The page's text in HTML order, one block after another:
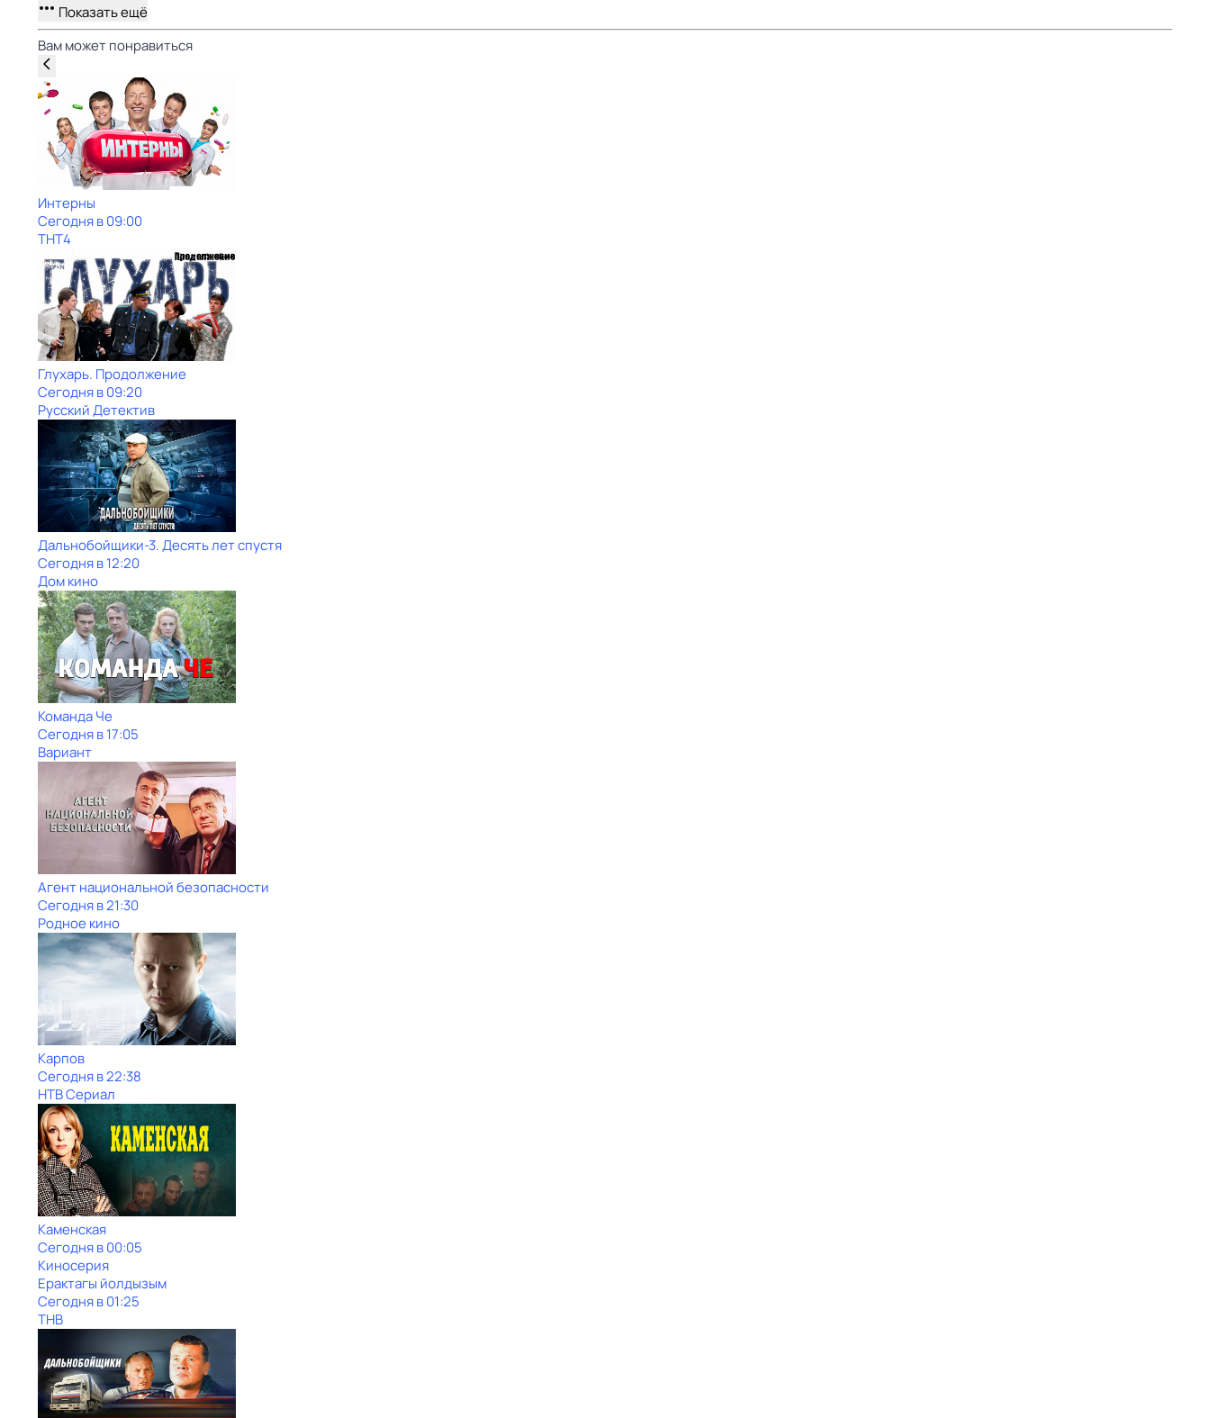
Показать ещё
Вам может понравиться
Интерны
Сегодня в 09:00
ТНТ4
Глухарь. Продолжение
Сегодня в 09:20
Русский Детектив
Дальнобойщики-3. Десять лет спустя
Сегодня в 12:20
Дом кино
Команда Че
Сегодня в 17:05
Вариант
Агент национальной безопасности
Сегодня в 21:30
Родное кино
Карпов
Сегодня в 22:38
НТВ Сериал
Каменская
Сегодня в 00:05
Киносерия
Ерактагы йолдызым
Сегодня в 01:25
ТНВ